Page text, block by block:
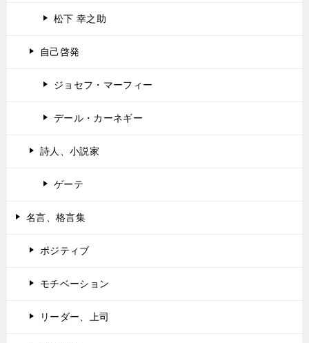
松下 幸之助
自己啓発
ジョセフ・マーフィー
デール・カーネギー
詩人、小説家
ゲーテ
名言、格言集
ポジティブ
モチベーション
リーダー、上司